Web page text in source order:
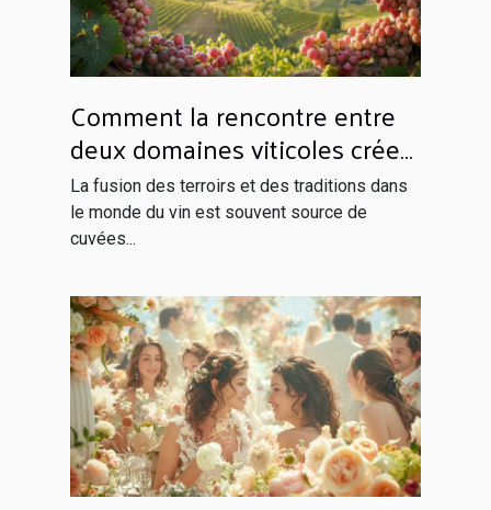
Comment la rencontre entre
deux domaines viticoles crée
un vin unique
La fusion des terroirs et des traditions dans
le monde du vin est souvent source de
cuvées...